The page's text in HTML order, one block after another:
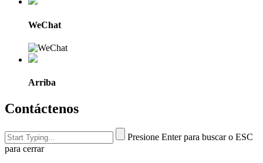
WeChat
Arriba
Contáctenos
Presione Enter para buscar o ESC
para cerrar